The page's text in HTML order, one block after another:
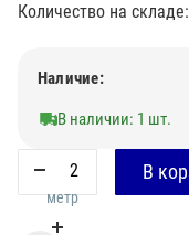
Количество на складе:
Наличие:
В наличии: 1 шт.
метр